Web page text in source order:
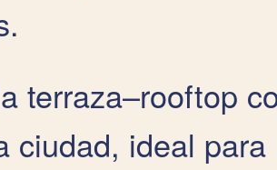
terraza–rooftop
ciudad, ideal